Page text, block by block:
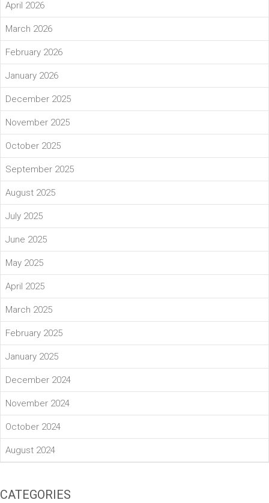
April 2026
March 2026
February 2026
January 2026
December 2025
November 2025
October 2025
September 2025
August 2025
July 2025
June 2025
May 2025
April 2025
March 2025
February 2025
January 2025
December 2024
November 2024
October 2024
August 2024
CATEGORIES